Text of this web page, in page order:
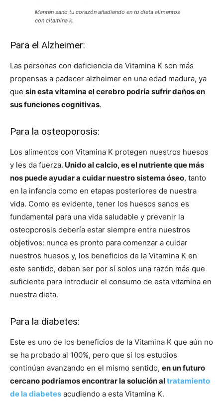
Mantén sano tu corazón añadiendo en tu dieta alimentos
con citamina k.
Para el Alzheimer:
Las personas con deficiencia de Vitamina K son más
propensas a padecer alzheimer en una edad madura, ya
que sin esta vitamina el cerebro podría sufrir daños en
sus funciones cognitivas.
Para la osteoporosis:
Los alimentos con Vitamina K protegen nuestros huesos
y les da fuerza. Unido al calcio, es el nutriente que más
nos puede ayudar a cuidar nuestro sistema óseo, tanto
en la infancia como en etapas posteriores de nuestra
vida. Como es evidente, tener los huesos sanos es
fundamental para una vida saludable y prevenir la
osteoporosis debería estar siempre entre nuestros
objetivos: nunca es pronto para comenzar a cuidar
nuestros huesos y, los beneficios de la Vitamina K en
este sentido, deben ser por sí solos una razón más que
suficiente para introducir el consumo de esta vitamina en
nuestra dieta.
Para la diabetes:
Este es uno de los beneficios de la Vitamina K que aún no
se ha probado al 100%, pero que si los estudios
continúan avanzando en el mismo sentido, en un futuro
cercano podríamos encontrar la solución altratamiento
de la diabetes acudiendo a esta Vitamina K.